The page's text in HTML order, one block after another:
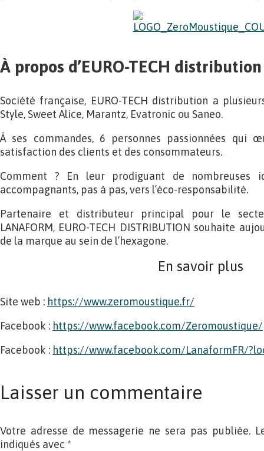
À propos d’EURO-TECH distribution
Société française, EURO-TECH distribution a
Style, Sweet Alice, Marantz, Evatronic ou Saneo.
À ses commandes, 6 personnes passionnées qui
satisfaction des clients et des consommateurs.
Comment ? En leur prodiguant de nombreuses
accompagnants, pas à pas, vers l’éco-responsabilité.
Partenaire et distributeur principal pour le
LANAFORM, EURO-TECH DISTRIBUTION souhaite
de la marque au sein de l’hexagone.
En savoir plus
Site web : https://www.zeromoustique.fr/
Facebook : https://www.facebook.com/Zeromoustique/
Facebook : https://www.facebook.com/LanaformFR/
Laisser un commentaire
Votre adresse de messagerie ne sera pas publiée.
indiqués avec *